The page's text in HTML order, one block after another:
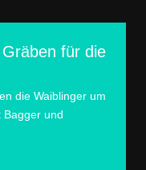
für die
die Waiblinger um
Bagger und